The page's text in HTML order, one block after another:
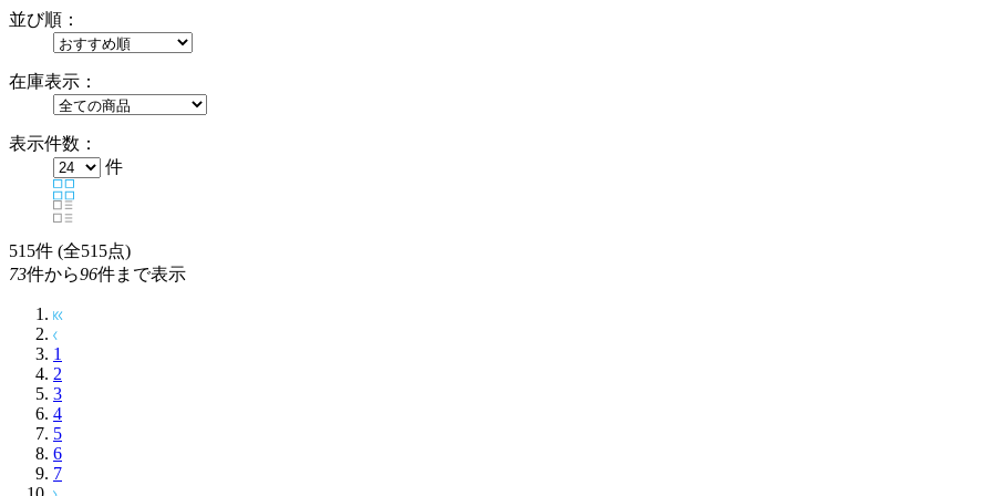
並び順：
在庫表示：
表示件数：
件
515件 (全515点)
73件から96件まで表示
1
2
3
4
5
6
7